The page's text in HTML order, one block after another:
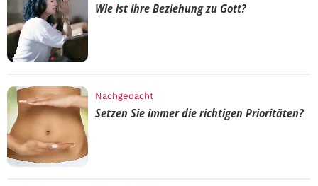
Wie ist ihre Beziehung zu Gott?
Nachgedacht
Setzen Sie immer die richtigen Prioritäten?